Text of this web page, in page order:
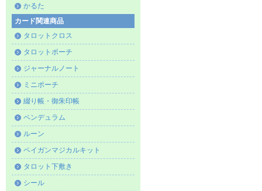
かるた
カード関連商品
タロットクロス
タロットポーチ
ジャーナルノート
ミニポーチ
綴り帳・御朱印帳
ペンデュラム
ルーン
ペイガンマジカルキット
タロット下敷き
シール